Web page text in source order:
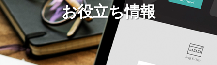
お役立ち情報